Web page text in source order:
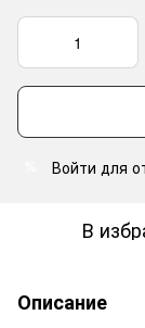
Войти для
В
Описание